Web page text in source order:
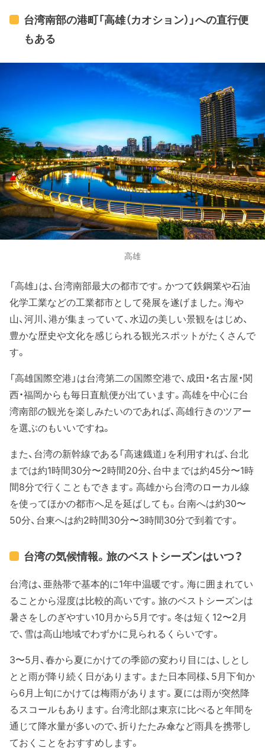
台湾南部の港町「高雄（カオション）」への直行便
もある
高雄
「高雄」は、台湾南部最大の都市です。かつて鉄鋼業や石油
化学工業などの工業都市として発展を遂げました。海や
山、河川、港が集まっていて、水辺の美しい景観をはじめ、
豊かな歴史や文化を感じられる観光スポットがたくさんで
す。
「高雄国際空港」は台湾第二の国際空港で、成田・名古屋・関
西・福岡からも毎日直航便が出ています。高雄を中心に台
湾南部の観光を楽しみたいのであれば、高雄行きのツアー
を選ぶのもいいですね。
また、台湾の新幹線である「高速鐡道」を利用すれば、台北
までは約1時間30分〜2時間20分、台中までは約45分〜1時
間8分で行くこともできます。高雄から台湾のローカル線
を使ってほかの都市へ足を延ばしても。台南へは約30〜
50分、台東へは約2時間30分〜3時間30分で到着です。
台湾の気候情報。旅のベストシーズンはいつ？
台湾は、亜熱帯で基本的に1年中温暖です。海に囲まれてい
ることから湿度は比較的高いです。旅のベストシーズンは
暑さをしのぎやすい10月から5月です。冬は短く12〜2月
で、雪は高山地域でわずかに見られるくらいです。
3〜5月、春から夏にかけての季節の変わり目には、しとし
とと雨が降り続く日があります。また日本同様、5月下旬か
ら6月上旬にかけては梅雨があります。夏には雨が突然降
るスコールもあります。台湾北部は東京に比べると年間を
通じて降水量が多いので、折りたたみ傘など雨具を携帯し
ておくことをおすすめします。